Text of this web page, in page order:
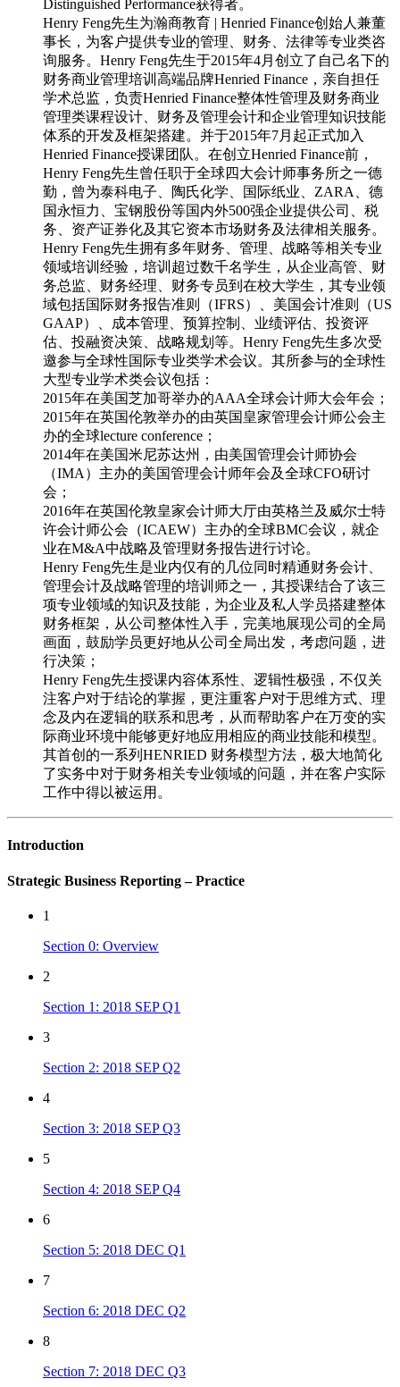
Distinguished Performance获得者。
Henry Feng先生为瀚商教育 | Henried Finance创始人兼董
事长，为客户提供专业的管理、财务、法律等专业类咨
询服务。Henry Feng先生于2015年4月创立了自己名下的
财务商业管理培训高端品牌Henried Finance，亲自担任
学术总监，负责Henried Finance整体性管理及财务商业
管理类课程设计、财务及管理会计和企业管理知识技能
体系的开发及框架搭建。并于2015年7月起正式加入
Henried Finance授课团队。在创立Henried Finance前，
Henry Feng先生曾任职于全球四大会计师事务所之一德
勤，曾为泰科电子、陶氏化学、国际纸业、ZARA、德
国永恒力、宝钢股份等国内外500强企业提供公司、税
务、资产证券化及其它资本市场财务及法律相关服务。
Henry Feng先生拥有多年财务、管理、战略等相关专业
领域培训经验，培训超过数千名学生，从企业高管、财
务总监、财务经理、财务专员到在校大学生，其专业领
域包括国际财务报告准则（IFRS）、美国会计准则（US
GAAP）、成本管理、预算控制、业绩评估、投资评
估、投融资决策、战略规划等。Henry Feng先生多次受
邀参与全球性国际专业类学术会议。其所参与的全球性
大型专业学术类会议包括：
2015年在美国芝加哥举办的AAA全球会计师大会年会；
2015年在英国伦敦举办的由英国皇家管理会计师公会主
办的全球lecture conference；
2014年在美国米尼苏达州，由美国管理会计师协会
（IMA）主办的美国管理会计师年会及全球CFO研讨
会；
2016年在英国伦敦皇家会计师大厅由英格兰及威尔士特
许会计师公会（ICAEW）主办的全球BMC会议，就企
业在M&A中战略及管理财务报告进行讨论。
Henry Feng先生是业内仅有的几位同时精通财务会计、
管理会计及战略管理的培训师之一，其授课结合了该三
项专业领域的知识及技能，为企业及私人学员搭建整体
财务框架，从公司整体性入手，完美地展现公司的全局
画面，鼓励学员更好地从公司全局出发，考虑问题，进
行决策；
Henry Feng先生授课内容体系性、逻辑性极强，不仅关
注客户对于结论的掌握，更注重客户对于思维方式、理
念及内在逻辑的联系和思考，从而帮助客户在万变的实
际商业环境中能够更好地应用相应的商业技能和模型。
其首创的一系列HENRIED 财务模型方法，极大地简化
了实务中对于财务相关专业领域的问题，并在客户实际
工作中得以被运用。
Introduction
Strategic Business Reporting – Practice
1
Section 0: Overview
2
Section 1: 2018 SEP Q1
3
Section 2: 2018 SEP Q2
4
Section 3: 2018 SEP Q3
5
Section 4: 2018 SEP Q4
6
Section 5: 2018 DEC Q1
7
Section 6: 2018 DEC Q2
8
Section 7: 2018 DEC Q3